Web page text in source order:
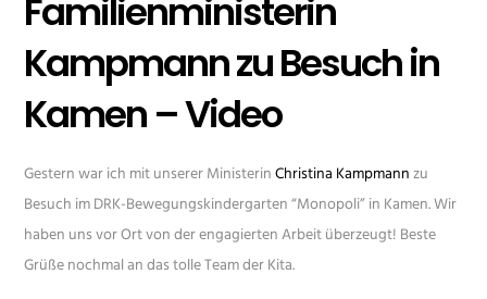
Familienministerin
Kampmann zu Besuch in
Kamen – Video
Gestern war ich mit unserer MinisterinChristina Kampmannzu
Besuch im DRK-Bewegungskindergarten “Monopoli” in Kamen. Wir
haben uns vor Ort von der engagierten Arbeit überzeugt! Beste
Grüße nochmal an das tolle Team der Kita.